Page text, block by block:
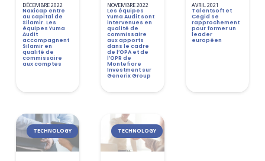
DÉCEMBRE 2022
Naxicap entre
au capital de
Silamir. Les
équipes Yuma
Audit
accompagnent
Silamir en
qualité de
commissaire
aux comptes
NOVEMBRE 2022
Les équipes
Yuma Audit sont
intervenues en
qualité de
commissaire
aux apports
dans le cadre
de l’OPA et de
l’OPR de
Montefiore
Investment sur
Generix Group
AVRIL 2021
Talentsoft et
Cegid se
rapprochement
pour former un
leader
européen
TECHNOLOGY TECHNOLOGY